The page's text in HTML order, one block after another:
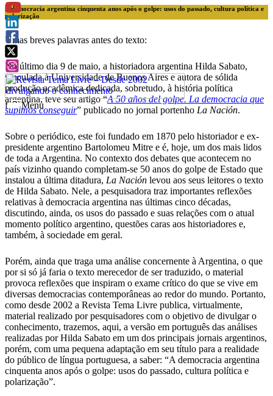
f Menu
A democracia argentina cinquenta anos após o golpe: usos do passado, cultura política e
polarização
Umas breves palavras antes do texto:
No último dia 9 de maio, a historiadora argentina Hilda Sabato,
vinculada à Universidade de Buenos Aires e autora de sólida
produção acadêmica dedicada, sobretudo, à história política
argentina, teve seu artigo “A 50 años del golpe. La democracia que
supimos conseguir” publicado no jornal portenho La Nación.
Sobre o periódico, este foi fundado em 1870 pelo historiador e ex-
presidente argentino Bartolomeu Mitre e é, hoje, um dos mais lidos
de toda a Argentina. No contexto dos debates que acontecem no
país vizinho quando completam-se 50 anos do golpe de Estado que
instalou a última ditadura, La Nación levou aos seus leitores o texto
de Hilda Sabato. Nele, a pesquisadora traz importantes reflexões
relativas à democracia argentina nas últimas cinco décadas,
discutindo, ainda, os usos do passado e suas relações com o atual
momento político argentino, questões caras aos historiadores e,
também, à sociedade em geral.
Porém, ainda que traga uma análise concernente à Argentina, o que
por si só já faria o texto merecedor de ser traduzido, o material
provoca reflexões que inspiram o exame crítico do que se vive em
diversas democracias contemporâneas ao redor do mundo. Portanto,
como desde 2002 a Revista Tema Livre publica, virtualmente,
material realizado por pesquisadores com o objetivo de divulgar o
conhecimento, trazemos, aqui, a versão em português das análises
realizadas por Hilda Sabato em um dos principais jornais argentinos,
porém, com uma pequena adaptação em seu título para a realidade
do público de língua portuguesa, a saber: “A democracia argentina
cinquenta anos após o golpe: usos do passado, cultura política e
polarização”.